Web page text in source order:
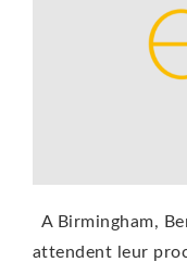
A Birmingham,
attendent leur